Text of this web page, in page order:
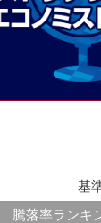
基
騰落率ランキ